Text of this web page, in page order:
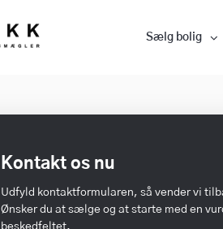
Sælg bolig
Kontakt os nu
Udfyld kontaktformularen, så vender vi
Ønsker du at sælge og at starte med en
beskedfeltet.